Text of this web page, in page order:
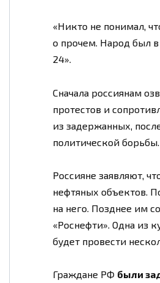
«Никто не понимал,
о прочем. Народ был
24».
Сначала россиянам
протестов и
из задержанных,
политической борьбы.
Россияне заявляют,
нефтяных объектов.
на него. Позднее им
«Роснефти». Одна из
будет провести
Граждане РФ были